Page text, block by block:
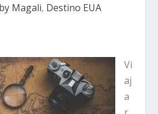
Magali, Destino EUA
Vi
aj
a